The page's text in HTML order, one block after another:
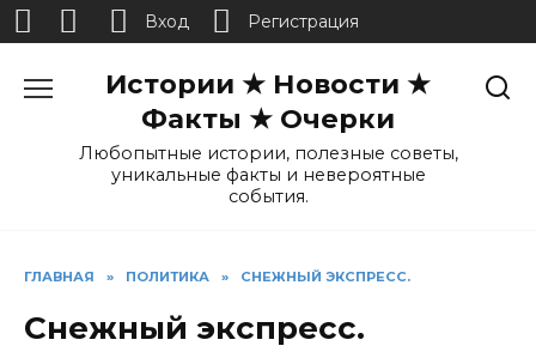
Истории ★ Новости ★
Факты ★ Очерки
Любопытные истории, полезные советы,
уникальные факты и невероятные
события.
ГЛАВНАЯ » ПОЛИТИКА » СНЕЖНЫЙ ЭКСПРЕСС.
Снежный экспресс.
Вход Регистрация